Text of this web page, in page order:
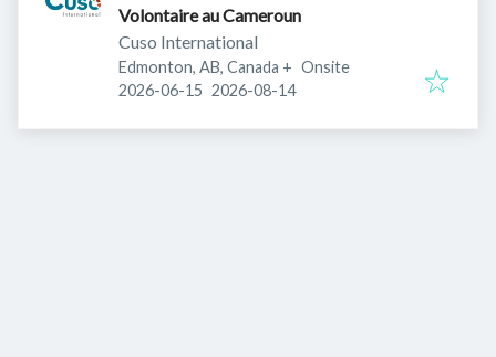
Volontaire au Cameroun
Cuso International
Edmonton, AB, Canada + Onsite
Published:
2026-06-15 Expires:
2026-08-14